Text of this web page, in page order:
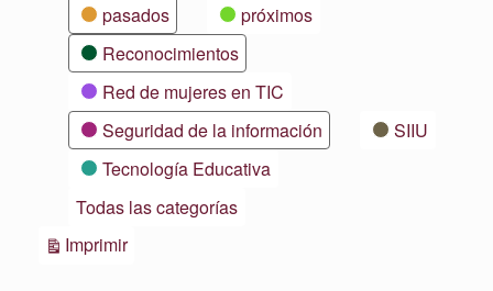
pasados
próximos
Reconocimientos
Red de mujeres en TIC
Seguridad de la información
SIIU
Tecnología Educativa
Todas las categorías
ImprimirVistas